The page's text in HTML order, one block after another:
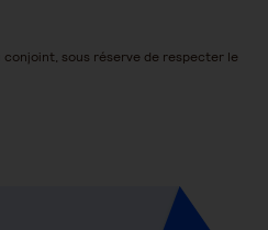
sous réserve de respecter le